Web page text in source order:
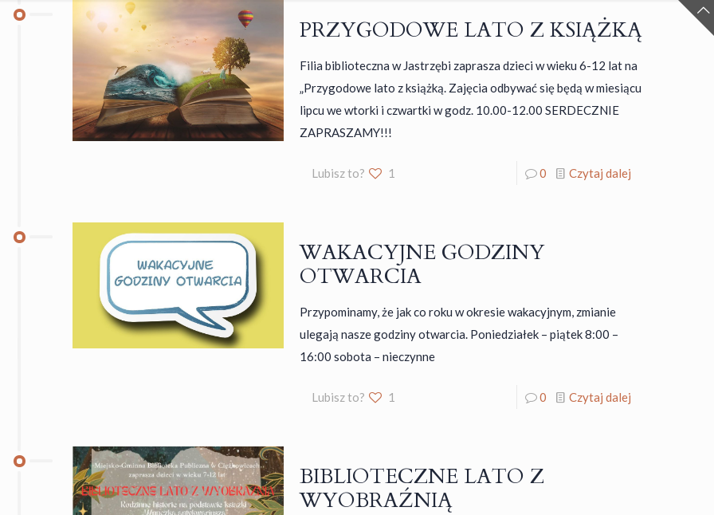
PRZYGODOWE LATO Z KSIĄŻKĄ
Filia biblioteczna w Jastrzębi zaprasza dzieci w wieku 6-12 lat na
„Przygodowe lato z książką. Zajęcia odbywać się będą w miesiącu
lipcu we wtorki i czwartki w godz. 10.00-12.00 SERDECZNIE
ZAPRASZAMY!!!
Lubisz to? 1 0 Czytaj dalej
WAKACYJNE GODZINY
OTWARCIA
Przypominamy, że jak co roku w okresie wakacyjnym, zmianie
ulegają nasze godziny otwarcia. Poniedziałek – piątek 8:00 –
16:00 sobota – nieczynne
Lubisz to? 1 0 Czytaj dalej
BIBLIOTECZNE LATO Z
WYOBRAŹNIĄ